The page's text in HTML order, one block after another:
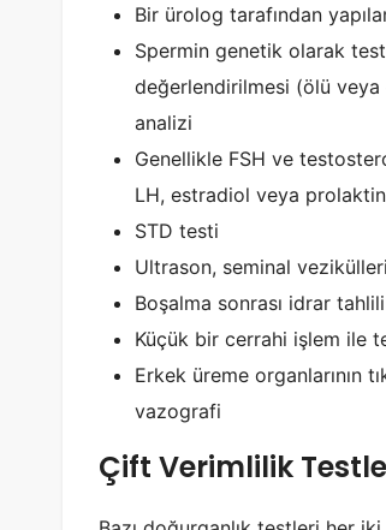
Bir ürolog tarafından
Spermin genetik olarak test
değerlendirilmesi (ölü veya
analizi
Genellikle FSH ve
LH, estradiol veya prolaktin
STD testi
Ultrason, seminal
Boşalma sonrası idrar
Küçük bir cerrahi işlem ile
Erkek üreme organlarının
vazografi
Çift Verimlilik